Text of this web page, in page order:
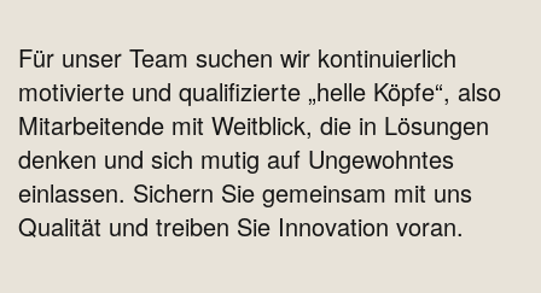
Für unser Team suchen wir kontinuierlich
motivierte und qualifizierte „helle Köpfe“, also
Mitarbeitende mit Weitblick, die in Lösungen
denken und sich mutig auf Ungewohntes
einlassen. Sichern Sie gemeinsam mit uns
Qualität und treiben Sie Innovation voran.